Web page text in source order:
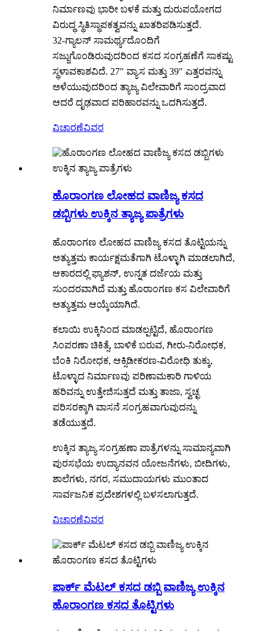
ನಿರ್ಮಾಣವು ಭಾರೀ ಬಳಕೆ ಮತ್ತು ದುರುಪಯೋಗದ
ವಿರುದ್ಧ ಸ್ಥಿತಿಸ್ಥಾಪಕತ್ವವನ್ನು ಖಾತರಿಪಡಿಸುತ್ತದೆ.
32-ಗ್ಯಾಲನ್ ಸಾಮರ್ಥ್ಯದೊಂದಿಗೆ
ಸಜ್ಜುಗೊಂಡಿರುವುದರಿಂದ ಕಸದ ಸಂಗ್ರಹಣೆಗೆ ಸಾಕಷ್ಟು
ಸ್ಥಳಾವಕಾಶವಿದೆ. 27" ವ್ಯಾಸ ಮತ್ತು 39" ಎತ್ತರವನ್ನು
ಅಳೆಯುವುದರಿಂದ ತ್ಯಾಜ್ಯ ವಿಲೇವಾರಿಗೆ ಸಾಂದ್ರವಾದ
ಆದರೆ ದೃಢವಾದ ಪರಿಹಾರವನ್ನು ಒದಗಿಸುತ್ತದೆ.
ವಿಚಾರಣೆವಿವರ
ಹೊರಾಂಗಣ ಲೋಹದ ವಾಣಿಜ್ಯ ಕಸದ
ಡಬ್ಬಿಗಳು ಉಕ್ಕಿನ ತ್ಯಾಜ್ಯ ಪಾತ್ರೆಗಳು
ಹೊರಾಂಗಣ ಲೋಹದ ವಾಣಿಜ್ಯ ಕಸದ ತೊಟ್ಟಿಯನ್ನು
ಅತ್ಯುತ್ತಮ ಕಾರ್ಯಕ್ಷಮತೆಗಾಗಿ ಟೊಳ್ಳಾಗಿ ಮಾಡಲಾಗಿದೆ,
ಆಕಾರದಲ್ಲಿ ಫ್ಯಾಶನ್, ಉನ್ನತ ದರ್ಜೆಯ ಮತ್ತು
ಸುಂದರವಾಗಿದೆ ಮತ್ತು ಹೊರಾಂಗಣ ಕಸ ವಿಲೇವಾರಿಗೆ
ಅತ್ಯುತ್ತಮ ಆಯ್ಕೆಯಾಗಿದೆ.
ಕಲಾಯಿ ಉಕ್ಕಿನಿಂದ ಮಾಡಲ್ಪಟ್ಟಿದೆ, ಹೊರಾಂಗಣ
ಸಿಂಪರಣಾ ಚಿಕಿತ್ಸೆ, ಬಾಳಿಕೆ ಬರುವ, ಗೀರು-ನಿರೋಧಕ,
ಬೆಂಕಿ ನಿರೋಧಕ, ಆಕ್ಸಿಡೀಕರಣ-ವಿರೋಧಿ ತುಕ್ಕು,
ಟೊಳ್ಳಾದ ನಿರ್ಮಾಣವು ಪರಿಣಾಮಕಾರಿ ಗಾಳಿಯ
ಹರಿವನ್ನು ಉತ್ತೇಜಿಸುತ್ತದೆ ಮತ್ತು ತಾಜಾ, ಸ್ವಚ್ಛ
ಪರಿಸರಕ್ಕಾಗಿ ವಾಸನೆ ಸಂಗ್ರಹವಾಗುವುದನ್ನು
ತಡೆಯುತ್ತದೆ.
ಉಕ್ಕಿನ ತ್ಯಾಜ್ಯ ಸಂಗ್ರಹಣಾ ಪಾತ್ರೆಗಳನ್ನು ಸಾಮಾನ್ಯವಾಗಿ
ಪುರಸಭೆಯ ಉದ್ಯಾನವನ ಯೋಜನೆಗಳು, ಬೀದಿಗಳು,
ಶಾಲೆಗಳು, ನಗರ, ಸಮುದಾಯಗಳು ಮುಂತಾದ
ಸಾರ್ವಜನಿಕ ಪ್ರದೇಶಗಳಲ್ಲಿ ಬಳಸಲಾಗುತ್ತದೆ.
ವಿಚಾರಣೆವಿವರ
ಪಾರ್ಕ್ ಮೆಟಲ್ ಕಸದ ಡಬ್ಬಿ ವಾಣಿಜ್ಯ ಉಕ್ಕಿನ
ಹೊರಾಂಗಣ ಕಸದ ತೊಟ್ಟಿಗಳು